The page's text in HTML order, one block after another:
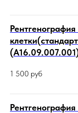
1 500 руб